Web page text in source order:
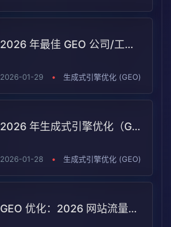
2026 年最佳 GEO 公司/工具榜单：10 大平台定位与选型指南
2026-01-29 • 生成式引擎优化 (GEO)
2026 年生成式引擎优化（GEO）机构哪家好？品牌选型与评估指南
2026-01-28 • 生成式引擎优化 (GEO)
GEO 优化：2026 网站流量新解法